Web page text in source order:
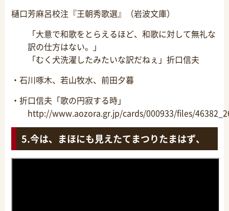
樋口芳麻呂校注『王朝秀歌選』（岩波文庫）
「大意で和歌をとらえるほど、和歌に対して無礼な
訳の仕方はない。」
「むく犬洗濯したみたいな訳だねぇ」折口信夫
・石川啄木、若山牧水、前田夕暮
・折口信夫「歌の円寂する時」
http://www.aozora.gr.jp/cards/000933/files/
今は、まほにも見えたてまつりたまはず、